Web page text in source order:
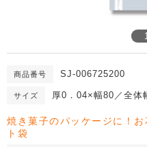
商品番号 SJ-006725200
サイズ 厚0．04×幅80／全体
焼き菓子のパッケージに！
ト袋